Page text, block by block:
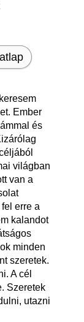
Ember
és
világban
van a
erre a
kalandot
minden
szeretek.
A cél
Szeretek
utazni